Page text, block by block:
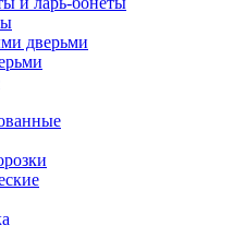
дверьми